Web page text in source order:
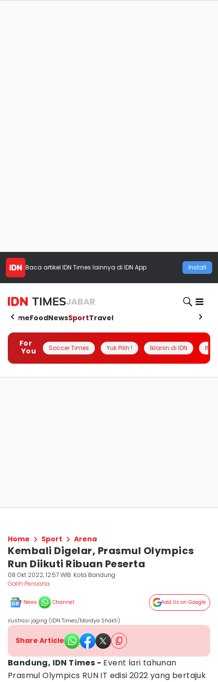
Baca artikel IDN Times lainnya di IDN App Install
JABAR
HomeFoodNewsSportTravel
For
You
Soccer Times Yuk Pilih ! Iklanin di IDN
Home Sport Arena
Kembali Digelar, Prasmul Olympics
Run Diikuti Ribuan Peserta
08 Okt 2022, 12:57 WIB Kota Bandung
Galih Persiana
News Channel Add Us on Google
ilustrasi joging (IDN Times/Mardya Shakti)
Share Article
Bandung, IDN Times - Event lari tahunan
Prasmul Olympics RUN IT edisi 2022 yang bertajuk